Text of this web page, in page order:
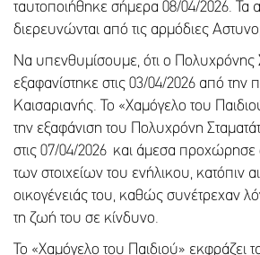
ταυτοποιήθηκε σήμερα 08/04/2026. Τα
διερευνώνται από τις αρμόδιες
Να υπενθυμίσουμε, ότι ο Πολυχρόνης
εξαφανίστηκε στις 03/04/2026 από την
Καισαριανής. Το «Χαμόγελο του
την εξαφάνιση του Πολυχρόνη
στις 07/04/2026 και άμεσα προχώρησε
των στοιχείων του ενήλικου, κατόπιν
οικογένειάς του, καθώς συνέτρεχαν
τη ζωή του σε κίνδυνο.
Το «Χαμόγελο του Παιδιού» εκφράζει